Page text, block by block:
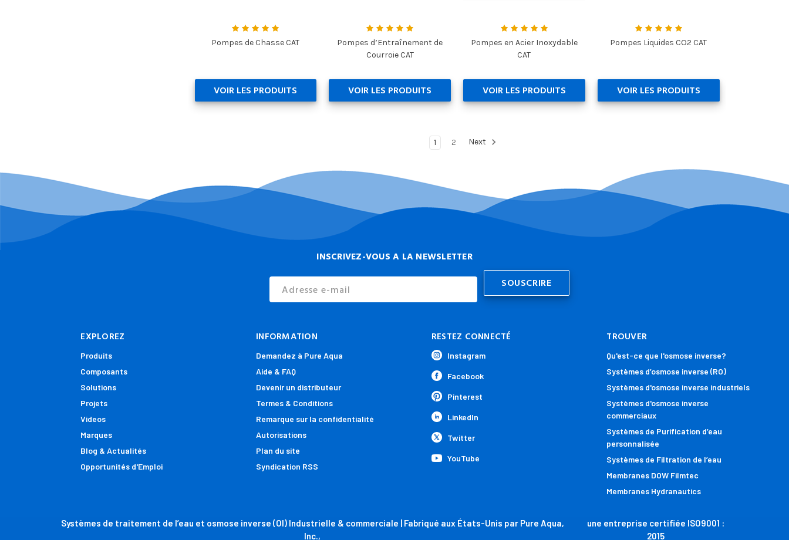
Pompes de Chasse CAT
VOIR LES PRODUITS
Pompes d’Entraînement de
Courroie CAT
VOIR LES PRODUITS
Pompes en Acier Inoxydable
CAT
VOIR LES PRODUITS
Pompes Liquides CO2 CAT
VOIR LES PRODUITS
1 2 Next
INSCRIVEZ-VOUS A LA NEWSLETTER
Email
Address
EXPLOREZ
Produits
Composants
Solutions
Projets
Videos
Marques
Blog & Actualités
Opportunités d'Emploi
INFORMATION
Demandez à Pure Aqua
Aide & FAQ
Devenir un distributeur
Termes & Conditions
Remarque sur la confidentialité
Autorisations
Plan du site
Syndication RSS
RESTEZ CONNECTÉ
Instagram
Facebook
Pinterest
LinkedIn
Twitter
YouTube
TROUVER
Qu'est-ce que l'osmose inverse?
Systèmes d’osmose inverse (RO)
Systèmes d'osmose inverse industriels
Systèmes d'osmose inverse
commerciaux
Systèmes de Purification d’eau
personnalisée
Systèmes de Filtration de l’eau
Membranes DOW Filmtec
Membranes Hydranautics
Systèmes de traitement de l’eau et osmose inverse (OI) Industrielle & commerciale | Fabriqué aux États-Unis par Pure Aqua,
Inc.,
une entreprise certifiée ISO9001 :
2015